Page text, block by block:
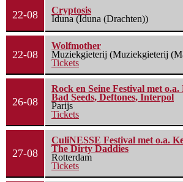
22-08
Cryptosis
Iduna (Iduna (Drachten))
22-08
Wolfmother
Muziekgieterij (Muziekgieterij
Tickets
26-08
Rock en Seine Festival met
Bad Seeds, Deftones, Interpol
Parijs
Tickets
27-08
CuliNESSE Festival met o.a.
The Dirty Daddies
Rotterdam
Tickets